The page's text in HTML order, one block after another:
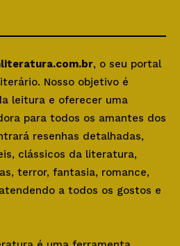
, o seu portal
Nosso objetivo é
leitura e oferecer uma
para todos os amantes dos
resenhas detalhadas,
clássicos da literatura,
terror, fantasia, romance,
a todos os gostos e